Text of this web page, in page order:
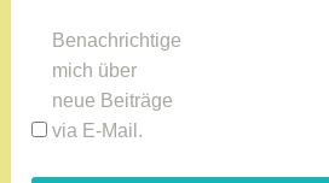
Benachrichtige
mich über
neue Beiträge
via E-Mail.